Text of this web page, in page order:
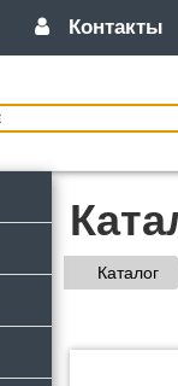
Контакты
Каталог